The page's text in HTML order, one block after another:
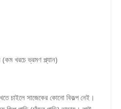
খরচে ভ্রমণ প্ল্যান)
চাইলে সাজেকের কোনো বিকল্প নেই।